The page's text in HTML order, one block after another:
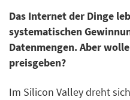
Das Internet der Dinge
systematischen
Datenmengen. Aber
preisgeben?
Im Silicon Valley dreht